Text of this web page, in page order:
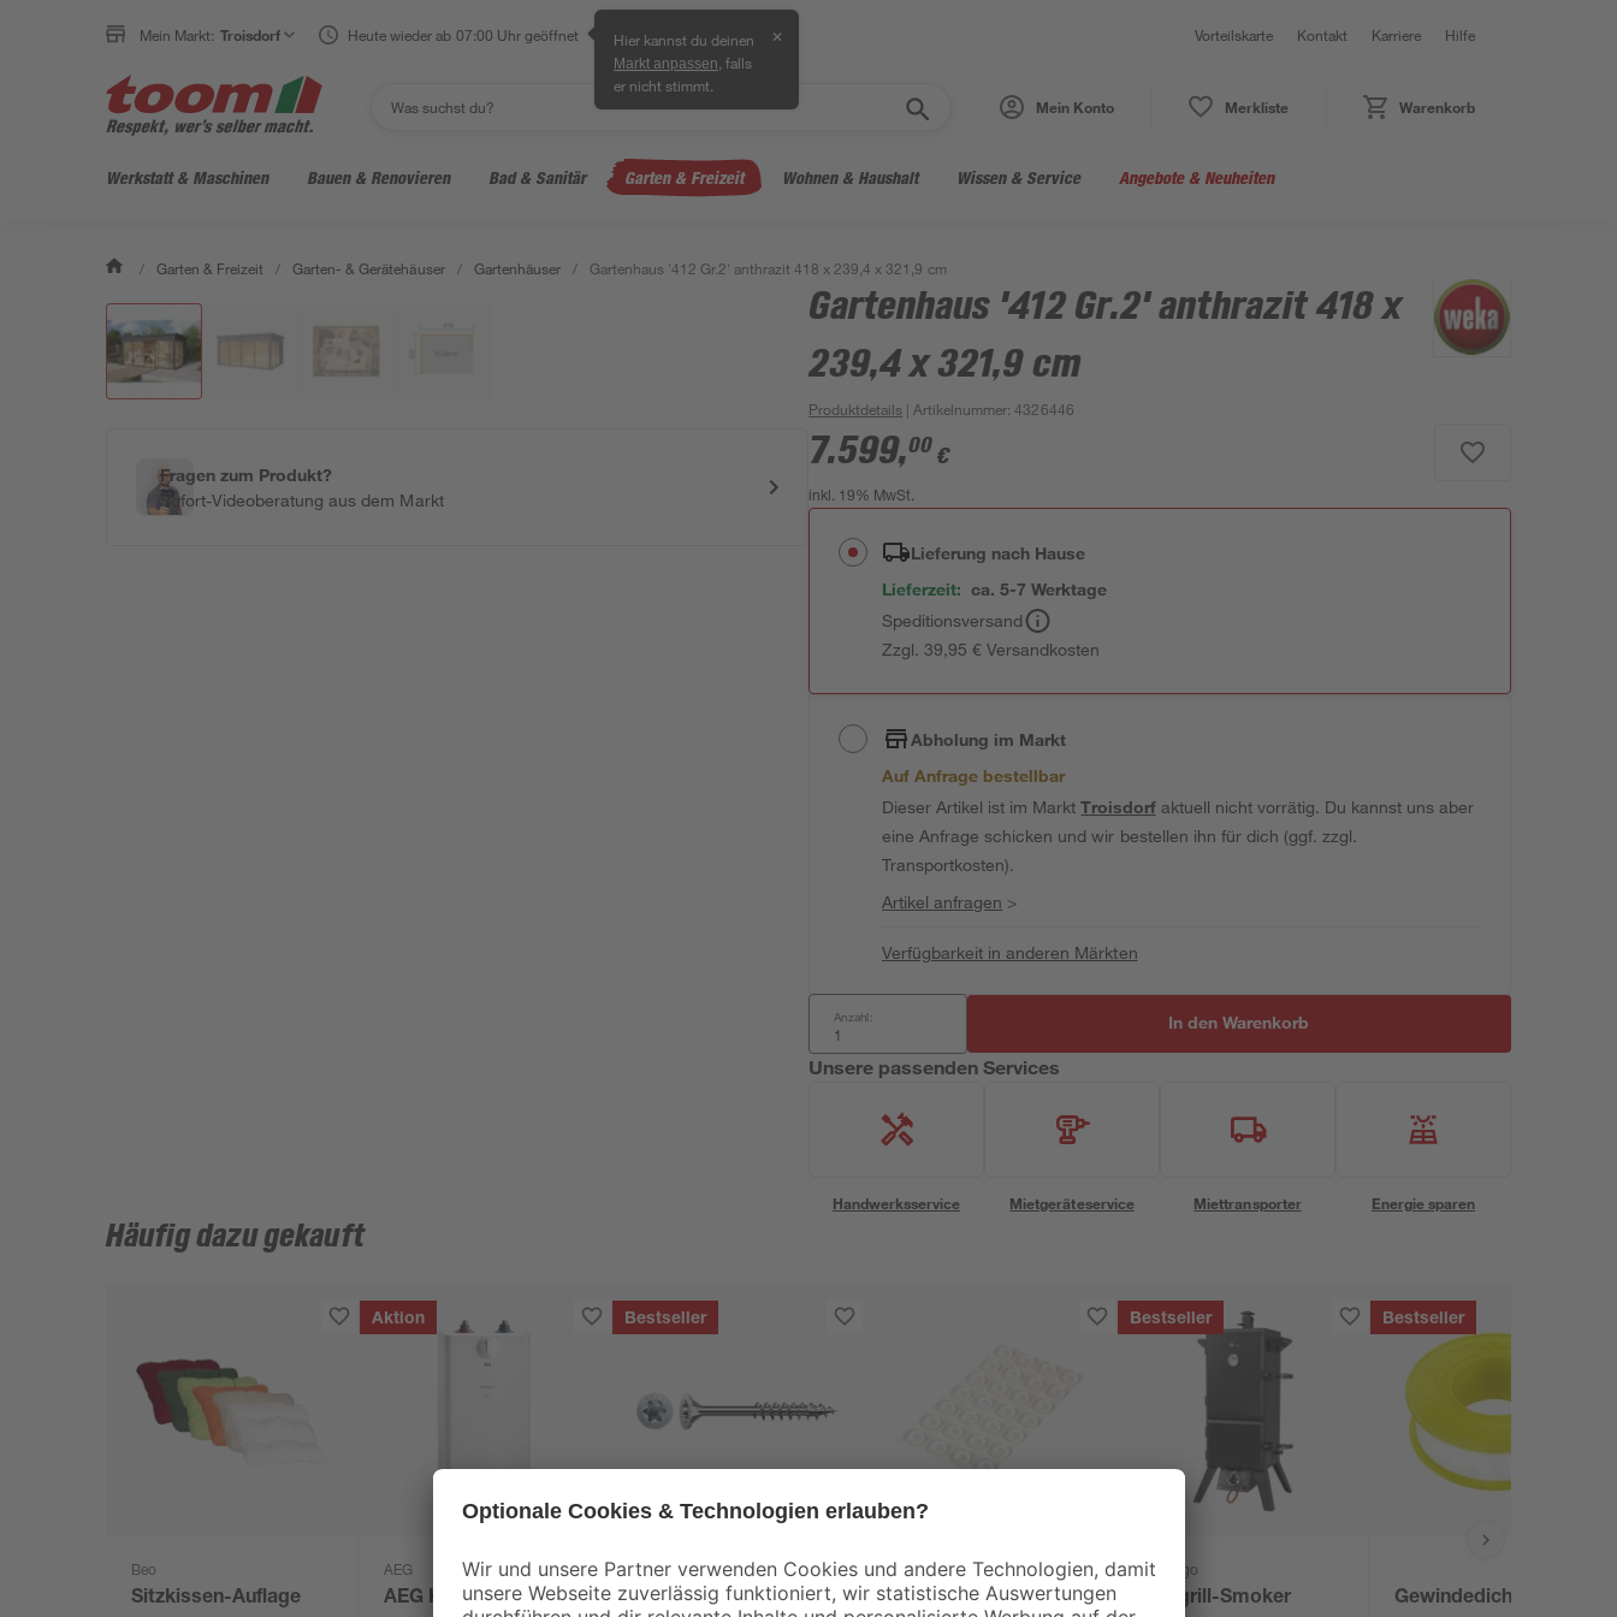
Mein Markt: Troisdorf Heute wieder ab 07:00 Uhr geöffnet Hier kannst du deinen
Markt anpassen , falls
er nicht stimmt.
✕ Vorteilskarte Kontakt Karriere Hilfe
Mein Konto Merkliste Warenkorb
Werkstatt & Maschinen Bauen & Renovieren Bad & Sanitär Garten & Freizeit Wohnen & Haushalt Wissen & Service Angebote & Neuheiten
/ Garten & Freizeit / Garten- & Gerätehäuser / Gartenhäuser / Gartenhaus '412 Gr.2' anthrazit 418 x 239,4 x 321,9 cm
Fragen zum Produkt?
Sofort-Videoberatung aus dem Markt
Gartenhaus '412 Gr.2' anthrazit 418 x
239,4 x 321,9 cm
Produktdetails | Artikelnummer:4326446
7.599,00 €
inkl. 19% MwSt.
Lieferung nach Hause
Lieferzeit: ca. 5-7 Werktage
Speditionsversand
Zzgl. 39,95 € Versandkosten
Abholung im Markt
Auf Anfrage bestellbar
Dieser Artikel ist im MarktTroisdorfaktuell nicht vorrätig. Du kannst uns aber
eine Anfrage schicken und wir bestellen ihn für dich (ggf. zzgl.
Transportkosten).
Artikel anfragen >
Verfügbarkeit in anderen Märkten
Anzahl: In den Warenkorb
Unsere passenden Services
Handwerksservice Mietgeräteservice Miettransporter Energie sparen
Häufig dazu gekauft
Beo
Sitzkissen-Auflage
Aktion
AEG
AEG Kleinspeicher
Bestseller
Spax
Senkkopfschrauben
toom
toom Rutschstopper
Bestseller
El Fuego
Gasgrill-Smoker
Bestseller
Gewindedichtband 12